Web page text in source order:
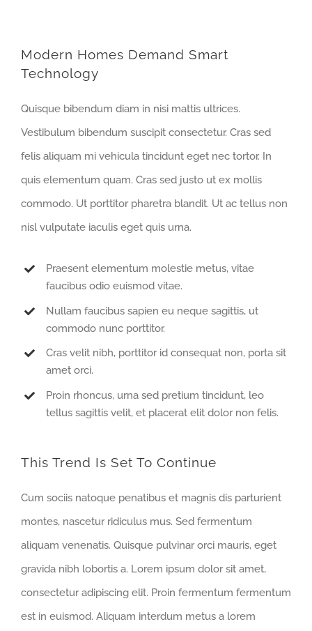
Modern Homes Demand Smart
Technology
Quisque bibendum diam in nisi mattis ultrices.
Vestibulum bibendum suscipit consectetur. Cras sed
felis aliquam mi vehicula tincidunt eget nec tortor. In
quis elementum quam. Cras sed justo ut ex mollis
commodo. Ut porttitor pharetra blandit. Ut ac tellus non
nisl vulputate iaculis eget quis urna.
Praesent elementum molestie metus, vitae
faucibus odio euismod vitae.
Nullam faucibus sapien eu neque sagittis, ut
commodo nunc porttitor.
Cras velit nibh, porttitor id consequat non, porta sit
amet orci.
Proin rhoncus, urna sed pretium tincidunt, leo
tellus sagittis velit, et placerat elit dolor non felis.
This Trend Is Set To Continue
Cum sociis natoque penatibus et magnis dis parturient
montes, nascetur ridiculus mus. Sed fermentum
aliquam venenatis. Quisque pulvinar orci mauris, eget
gravida nibh lobortis a. Lorem ipsum dolor sit amet,
consectetur adipiscing elit. Proin fermentum fermentum
est in euismod. Aliquam interdum metus a lorem